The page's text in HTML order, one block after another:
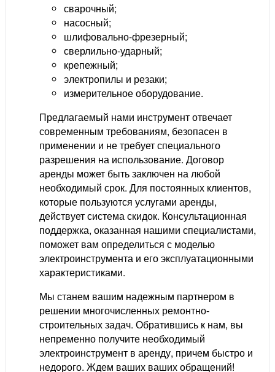
сварочный;
насосный;
шлифовально-фрезерный;
сверлильно-ударный;
крепежный;
электропилы и резаки;
измерительное оборудование.
Предлагаемый нами инструмент отвечает
современным требованиям, безопасен в
применении и не требует специального
разрешения на использование. Договор
аренды может быть заключен на любой
необходимый срок. Для постоянных клиентов,
которые пользуются услугами аренды,
действует система скидок. Консультационная
поддержка, оказанная нашими специалистами,
поможет вам определиться с моделью
электроинструмента и его эксплуатационными
характеристиками.
Мы станем вашим надежным партнером в
решении многочисленных ремонтно-
строительных задач. Обратившись к нам, вы
непременно получите необходимый
электроинструмент в аренду, причем быстро и
недорого. Ждем ваших ваших обращений!